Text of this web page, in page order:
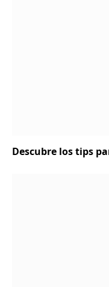
Descubre los tips